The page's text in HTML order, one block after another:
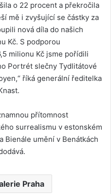
o 22 procent a překročila
mě i zvyšující se částky za
nová díla do našich
Kč. S podporou
milionu Kč jsme pořídili
Portrét slečny Tydlitátové
říká generální ředitelka
přítomnost
surrealismu v estonském
Bienále umění v Benátkách
Praha